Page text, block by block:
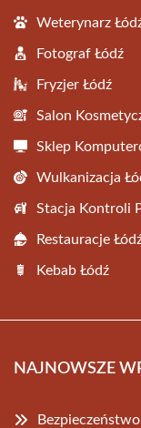
Weterynarz
Fotograf Łódź
Fryzjer Łódź
Salon
Sklep
Wulkanizacja
Stacja Kontroli
Restauracje
Kebab Łódź
NAJNOWSZE